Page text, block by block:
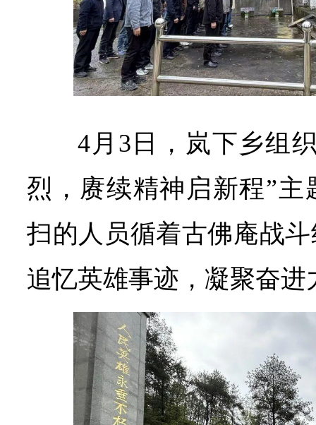
4月3日，岚下乡组
烈，赓续精神启新程”
扫的人员循着古佛庵战
追忆英雄事迹，凝聚奋进